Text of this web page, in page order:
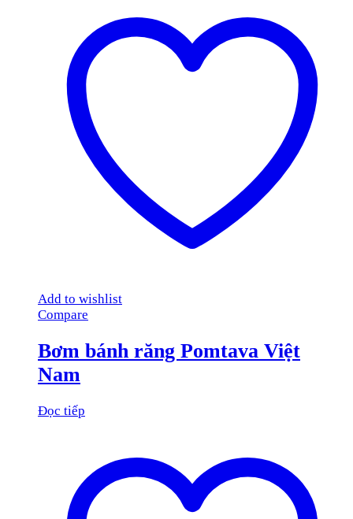
Add to wishlist
Compare
Bơm bánh răng Pomtava Việt
Nam
Đọc tiếp